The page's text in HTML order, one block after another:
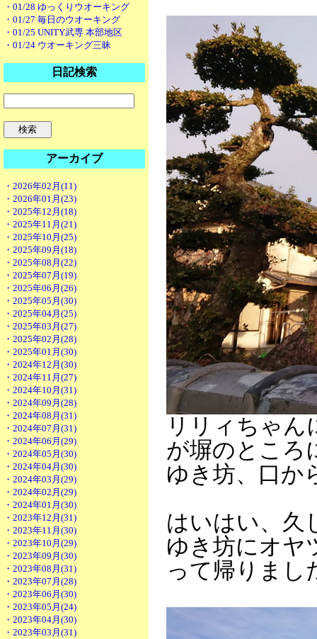
・01/28 ゆっくりウオーキング
・01/27 毎日のウオーキング
・01/25 UNITY武専 本部地区
・01/24 ウオーキング三昧
日記検索
アーカイブ
・2026年02月(11)
・2026年01月(23)
・2025年12月(18)
・2025年11月(21)
・2025年10月(25)
・2025年09月(18)
・2025年08月(22)
・2025年07月(19)
・2025年06月(26)
・2025年05月(30)
・2025年04月(25)
・2025年03月(27)
・2025年02月(28)
・2025年01月(30)
・2024年12月(30)
・2024年11月(27)
・2024年10月(31)
・2024年09月(28)
・2024年08月(31)
・2024年07月(31)
・2024年06月(29)
・2024年05月(30)
・2024年04月(30)
・2024年03月(29)
・2024年02月(29)
・2024年01月(30)
・2023年12月(31)
・2023年11月(30)
・2023年10月(29)
・2023年09月(30)
・2023年08月(31)
・2023年07月(28)
・2023年06月(30)
・2023年05月(24)
・2023年04月(30)
・2023年03月(31)
リリィちゃ
が塀のところ
ゆき坊、口か
はいはい、久
ゆき坊にオヤ
って帰りまし